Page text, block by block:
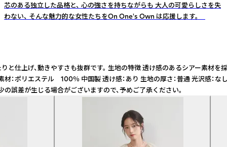
芯のある独立した品格と、 心の強さを持ちながらも 大人の可愛らしさを失
わない、 そんな魅力的な女性たちをOn One's Own は応援します。
げ、動きやすさも抜群です。 生地の特徴 透け感のあるシアー素
テル 100％ 中国製 透け感：あり 生地の厚さ：普通 光沢感：な
誤差が生じる場合がございますので、予めご了承ください。